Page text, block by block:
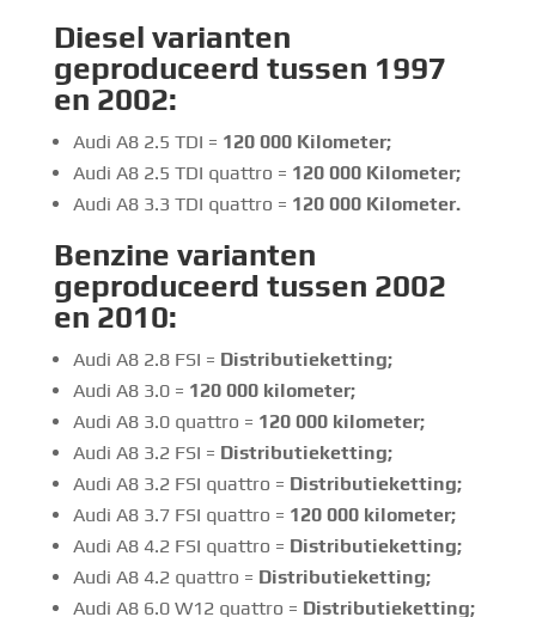
Diesel varianten
geproduceerd tussen 1997
en 2002:
Audi A8 2.5 TDI = 120 000Kilometer;
Audi A8 2.5 TDI quattro = 120 000Kilometer;
Audi A8 3.3 TDI quattro = 120 000Kilometer.
Benzine varianten
geproduceerd tussen 2002
en 2010:
Audi A8 2.8 FSI = Distributieketting;
Audi A8 3.0 = 120 000 kilometer;
Audi A8 3.0 quattro = 120 000 kilometer;
Audi A8 3.2 FSI = Distributieketting;
Audi A8 3.2 FSI quattro = Distributieketting;
Audi A8 3.7 FSI quattro = 120 000 kilometer;
Audi A8 4.2 FSI quattro = Distributieketting;
Audi A8 4.2 quattro = Distributieketting;
Audi A8 6.0 W12 quattro = Distributieketting;